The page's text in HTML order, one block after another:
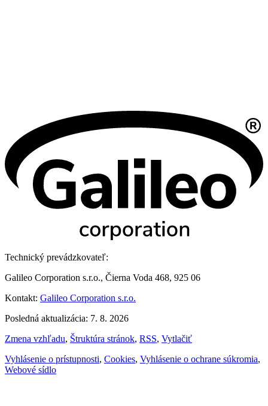
Technický prevádzkovateľ:
Galileo Corporation s.r.o., Čierna Voda 468, 925 06
Kontakt: Galileo Corporation s.r.o.
Posledná aktualizácia: 7. 8. 2026
Zmena vzhľadu, Štruktúra stránok, RSS, Vytlačiť
Vyhlásenie o prístupnosti, Cookies, Vyhlásenie o ochrane súkromia,
Webové sídlo